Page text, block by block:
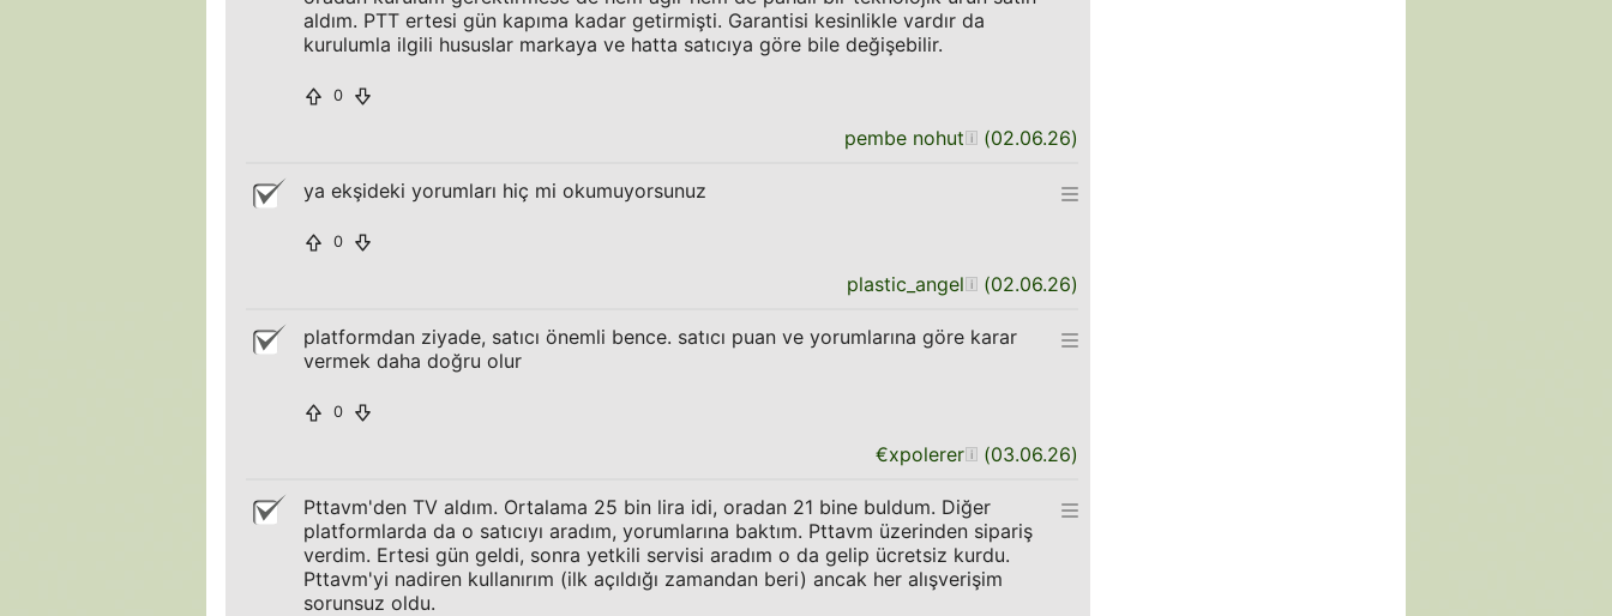
aldım. PTT ertesi gün kapıma kadar getirmişti. Garantisi kesinlikle vardır da
kurulumla ilgili hususlar markaya ve hatta satıcıya göre bile değişebilir.
0
pembe nohut (02.06.26)
ya ekşideki yorumları hiç mi okumuyorsunuz
0
plastic_angel (02.06.26)
platformdan ziyade, satıcı önemli bence. satıcı puan ve yorumlarına göre karar
vermek daha doğru olur
0
€xpolerer (03.06.26)
Pttavm'den TV aldım. Ortalama 25 bin lira idi, oradan 21 bine buldum. Diğer
platformlarda da o satıcıyı aradım, yorumlarına baktım. Pttavm üzerinden sipariş
verdim. Ertesi gün geldi, sonra yetkili servisi aradım o da gelip ücretsiz kurdu.
Pttavm'yi nadiren kullanırım (ilk açıldığı zamandan beri) ancak her alışverişim
sorunsuz oldu.